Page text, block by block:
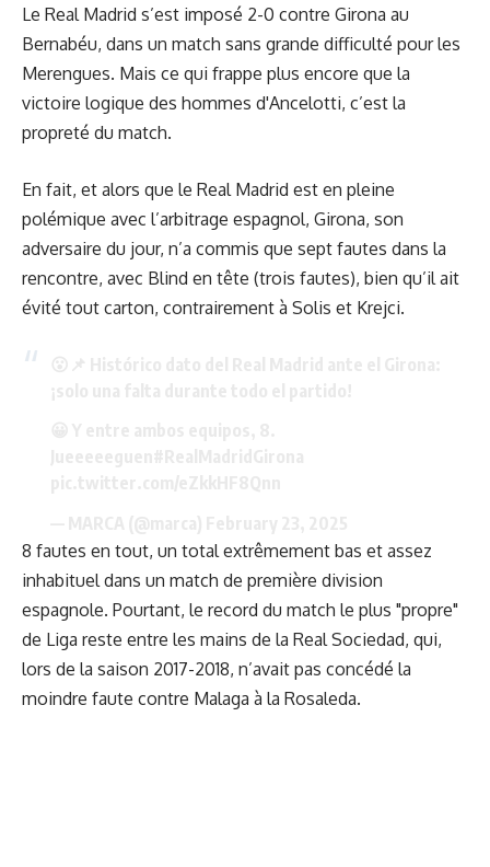
Le Real Madrid s’est imposé 2-0 contre Girona au
Bernabéu, dans un match sans grande difficulté pour les
Merengues. Mais ce qui frappe plus encore que la
victoire logique des hommes d'Ancelotti, c’est la
propreté du match.
En fait, et alors que le Real Madrid est en pleine
polémique avec l’arbitrage espagnol, Girona, son
adversaire du jour, n’a commis que sept fautes dans la
rencontre, avec Blind en tête (trois fautes), bien qu’il ait
évité tout carton, contrairement à Solis et Krejci.
8 fautes en tout, un total extrêmement bas et assez
inhabituel dans un match de première division
espagnole. Pourtant, le record du match le plus "propre"
de Liga reste entre les mains de la Real Sociedad, qui,
lors de la saison 2017-2018, n’avait pas concédé la
moindre faute contre Malaga à la Rosaleda.